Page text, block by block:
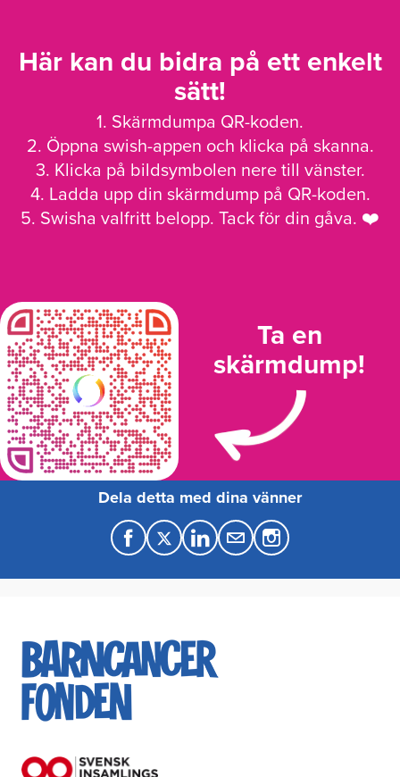
Här kan du bidra på ett enkelt
sätt!
1. Skärmdumpa QR-koden.
2. Öppna swish-appen och klicka på skanna.
3. Klicka på bildsymbolen nere till vänster.
4. Ladda upp din skärmdump på QR-koden.
5. Swisha valfritt belopp. Tack för din gåva. ❤️
Ta en
skärmdump!
Dela detta med dina vänner
F
a
e
b
T
w
t
t
L
i
k
e
M
a